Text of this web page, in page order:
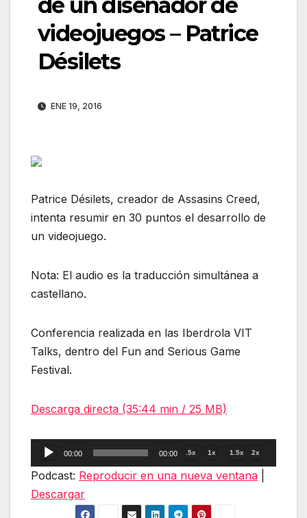
de un disenador de
videojuegos – Patrice
Désilets
ENE 19, 2016
Patrice Désilets, creador de Assasins Creed,
intenta resumir en 30 puntos el desarrollo de
un videojuego.
Nota: El audio es la traducción simultánea a
castellano.
Conferencia realizada en las Iberdrola VIT
Talks, dentro del Fun and Serious Game
Festival.
Descarga directa (35:44 min / 25 MB)
Reproductor
de
00:00 00:00 .5x 1x 1.5x 2x
Podcast: Reproducir en una nueva ventana
Descargar